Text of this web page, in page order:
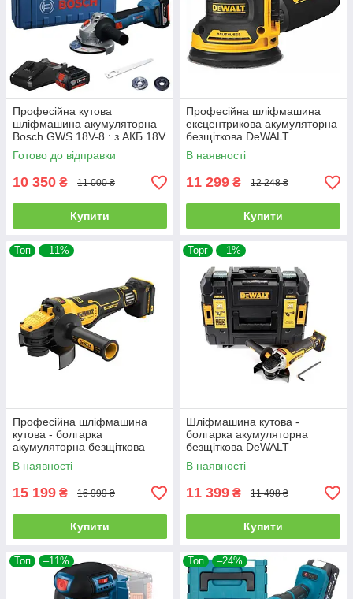
Професійна кутова
шліфмашина акумуляторна
Bosch GWS 18V-8 : з АКБ 18V
4Ah (06019N9021)
Готово до відправки
10 350 ₴ 11 000 ₴
Купити
Професійна шліфмашина
ексцентрикова акумуляторна
безщіткова DeWALT
DCW210N : без АКБ,
платформа 125мм
В наявності
11 299 ₴ 12 248 ₴
Купити
Топ –11%
Професійна шліфмашина
кутова - болгарка
акумуляторна безщіткова
DeWALT DCG416VSN : без
АКБ, диск 125мм
В наявності
15 199 ₴ 16 999 ₴
Купити
Торг –1%
Шліфмашина кутова -
болгарка акумуляторна
безщіткова DeWALT
DCG405NT
В наявності
11 399 ₴ 11 498 ₴
Купити
Топ –11% Топ –24%